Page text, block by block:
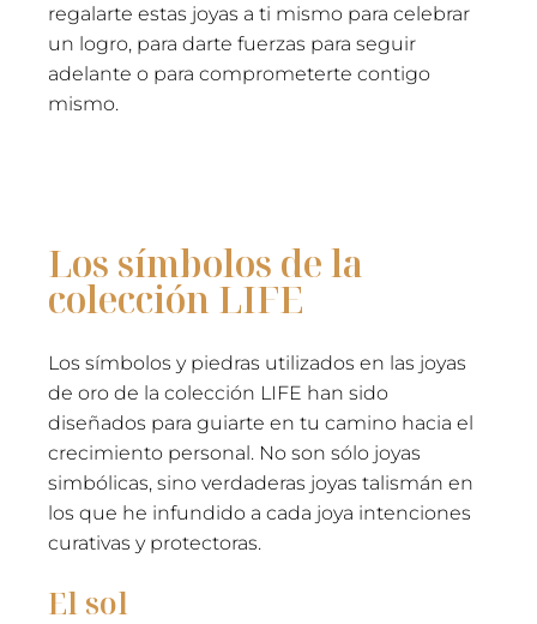
regalarte estas joyas a ti mismo para celebrar
un logro, para darte fuerzas para seguir
adelante o para comprometerte contigo
mismo.
Los símbolos de la
colección LIFE
Los símbolos y piedras utilizados en las joyas
de oro de la colección LIFE han sido
diseñados para guiarte en tu camino hacia el
crecimiento personal. No son sólo joyas
simbólicas, sino verdaderas joyas talismán en
los que he infundido a cada joya intenciones
curativas y protectoras.
El sol